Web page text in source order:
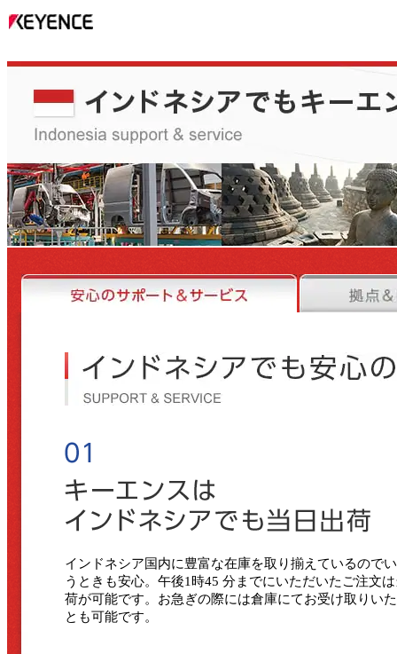
インドネシア国内に豊富な在庫を取り揃えているので
うときも安心。午後1時45 分までにいただいたご注文
荷が可能です。お急ぎの際には倉庫にてお受け取りい
とも可能です。